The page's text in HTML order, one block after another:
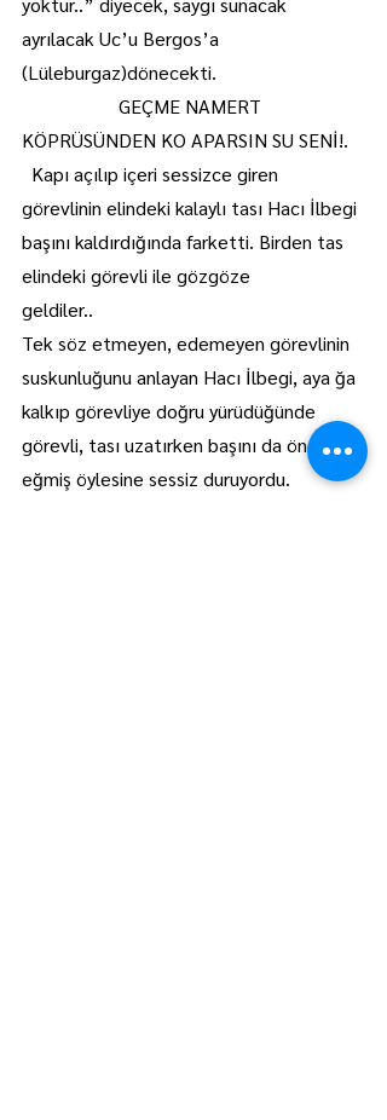
ayrılacak Uc’u Bergos’a
(Lüleburgaz)dönecekti.
GEÇME NAMERT
KÖPRÜSÜNDEN KO APARSIN SU SENİ!.
Kapı açılıp içeri sessizce giren
görevlinin elindeki kalaylı tası Hacı İlbegi
başını kaldırdığında farketti. Birden tas
elindeki görevli ile gözgöze
geldiler..
Tek söz etmeyen, edemeyen görevlinin
suskunluğunu anlayan Hacı İlbegi, aya ğa
kalkıp görevliye doğru yürüdüğünde
görevli, tası uzatırken başını da öne
eğmiş öylesine sessiz duruyordu.